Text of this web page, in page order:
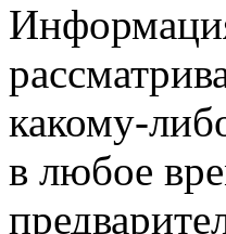
какому-
в любое